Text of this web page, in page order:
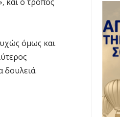
όμως και
δουλειά.